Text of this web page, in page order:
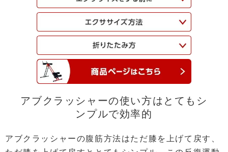
アブクラッシャーの使い方はとてもシ
ンプルで効率的
アブクラッシャーの腹筋方法はただ膝を上げて戻す、